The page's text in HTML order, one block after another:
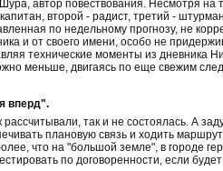
автор повествования. Несмотря на
второй - радист, третий -
по недельному прогнозу, не
и от своего имени, особо не
технические моменты из дневника
меньше, двигаясь по еще свежим
вперд".
так и не состоялась. А
плановую связь и ходить
что на "большой земле", в городе
по договоренности, если